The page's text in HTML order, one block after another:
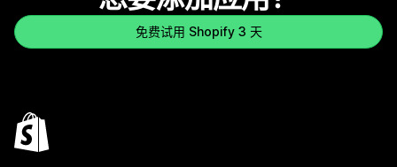
免费试用 Shopify 3 天